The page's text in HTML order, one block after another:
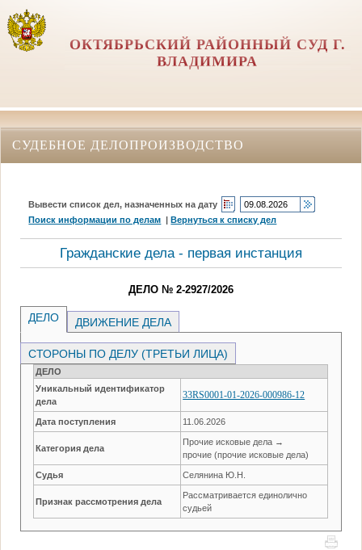
ОКТЯБРЬСКИЙ РАЙОННЫЙ СУД Г.
ВЛАДИМИРА
СУДЕБНОЕ ДЕЛОПРОИЗВОДСТВО
Вывести список дел, назначенных на дату
Поиск информации по делам |Вернуться к списку дел
Гражданские дела - первая инстанция
ДЕЛО № 2-2927/2026
ДЕЛО ДВИЖЕНИЕ ДЕЛА
СТОРОНЫ ПО ДЕЛУ (ТРЕТЬИ ЛИЦА)
ДЕЛО
Уникальный идентификатор
дела
33RS0001-01-2026-000986-12
Дата поступления 11.06.2026
Категория дела
Прочие исковые дела →
прочие (прочие исковые дела)
Судья Селянина Ю.Н.
Признак рассмотрения дела
Рассматривается единолично
судьей